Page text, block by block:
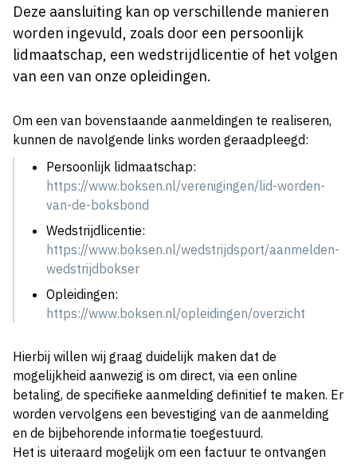
Deze aansluiting kan op verschillende manieren
worden ingevuld, zoals door een persoonlijk
lidmaatschap, een wedstrijdlicentie of het volgen
van een van onze opleidingen.
Om een van bovenstaande aanmeldingen te realiseren,
kunnen de navolgende links worden geraadpleegd:
Persoonlijk lidmaatschap:
https://www.boksen.nl/verenigingen/lid-worden-
van-de-boksbond
Wedstrijdlicentie:
https://www.boksen.nl/wedstrijdsport/aanmelden-
wedstrijdbokser
Opleidingen:
https://www.boksen.nl/opleidingen/overzicht
Hierbij willen wij graag duidelijk maken dat de
mogelijkheid aanwezig is om direct, via een online
betaling, de specifieke aanmelding definitief te maken. Er
worden vervolgens een bevestiging van de aanmelding
en de bijbehorende informatie toegestuurd.
Het is uiteraard mogelijk om een factuur te ontvangen